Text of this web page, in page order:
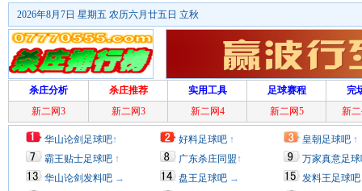
2026年8月7日 星期五 农历六月廿五日 立秋
杀庄分析 杀庄推荐 实用工具 足球赛程
完
新二网3
新二网3 新二网4 新二网5 新
华山论剑足球吧↑
霸王贴士足球吧 ↑
华山论剑发料吧 →
好料足球吧 ↑
广东杀庄同盟↑
盘王足球吧 →
皇朝足球吧 ↑
万家真意足
发料王足球吧